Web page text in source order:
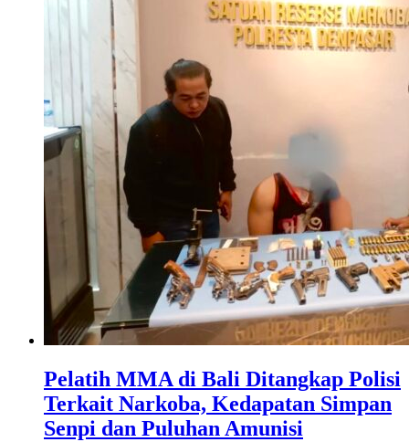
Pelatih MMA di Bali Ditangkap Polisi
Terkait Narkoba, Kedapatan Simpan
Senpi dan Puluhan Amunisi